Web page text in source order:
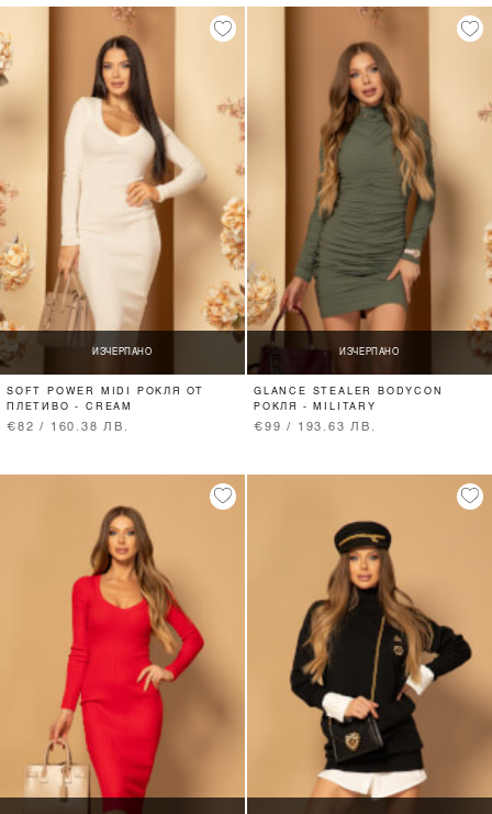
ИЗЧЕРПАНО
SOFT POWER MIDI РОКЛЯ ОТ
ПЛЕТИВО - CREAM
€82 / 160.38 ЛВ.
ИЗЧЕРПАНО
GLANCE STEALER BODYCON
РОКЛЯ - MILITARY
€99 / 193.63 ЛВ.